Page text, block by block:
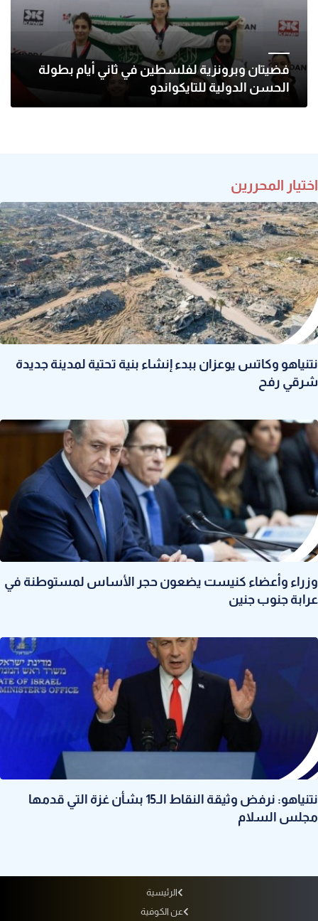
فضيتان وبرونزية لفلسطين في ثاني أيام بطولة
الحسن الدولية للتايكواندو
اختيار المحررين
نتنياهو وكاتس يوعزان ببدء إنشاء بنية تحتية لمدينة جديدة
شرقي رفح
وزراء وأعضاء كنيست يضعون حجر الأساس لمستوطنة في
عرابة جنوب جنين
نتنياهو: نرفض وثيقة النقاط الـ15 بشأن غزة التي قدمها
مجلس السلام
الرئيسية
عن الكوفية